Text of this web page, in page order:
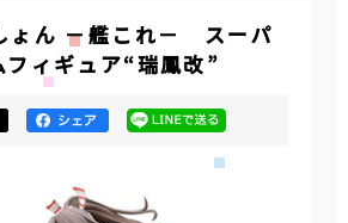
ょん －艦これ－ スーパ
フィギュア“瑞鳳改”